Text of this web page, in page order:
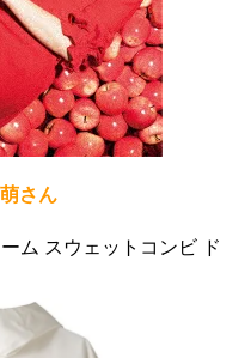
さん
ム スウェットコンビ ド